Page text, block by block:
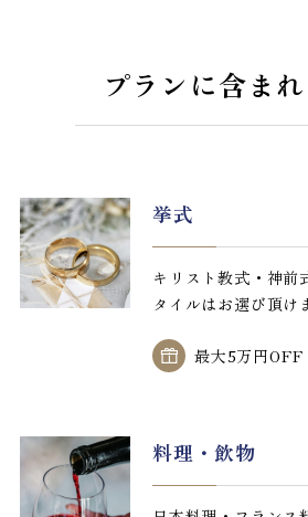
プランに含ま
挙式
キリスト教式・神前
タイルはお選び頂け
最大5万円OFF
料理・飲物